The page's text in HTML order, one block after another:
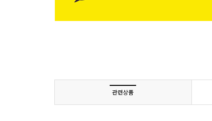
관련상품